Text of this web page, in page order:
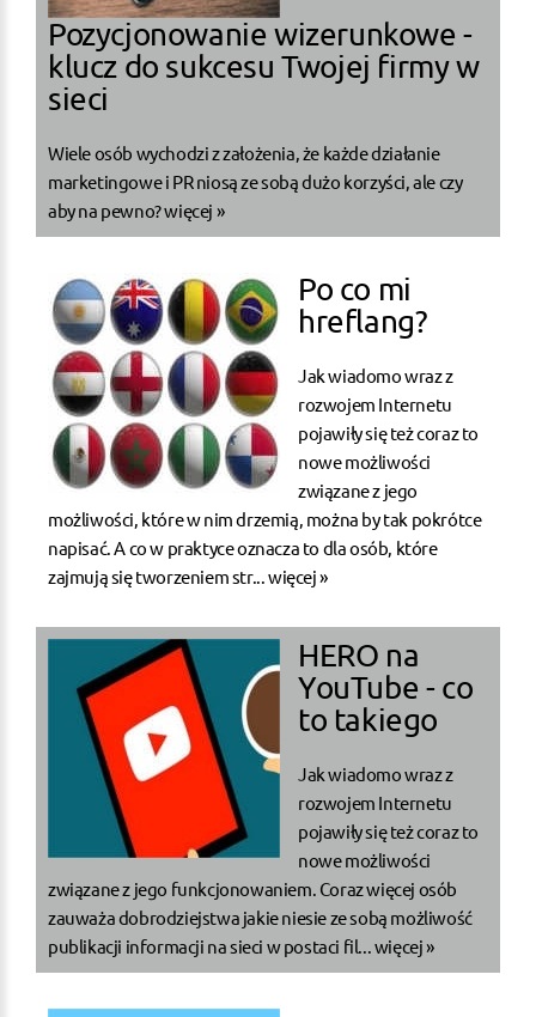
Pozycjonowanie wizerunkowe -
klucz do sukcesu Twojej firmy w
sieci
Wiele osób wychodzi z założenia, że każde działanie
marketingowe i PR niosą ze sobą dużo korzyści, ale czy
aby na pewno?więcej »
Po co mi
hreflang?
Jak wiadomo wraz z
rozwojem Internetu
pojawiły się też coraz to
nowe możliwości
związane z jego
możliwości, które w nim drzemią, można by tak pokrótce
napisać. A co w praktyce oznacza to dla osób, które
zajmują się tworzeniem str... więcej »
HERO na
YouTube - co
to takiego
Jak wiadomo wraz z
rozwojem Internetu
pojawiły się też coraz to
nowe możliwości
związane z jego funkcjonowaniem. Coraz więcej osób
zauważa dobrodziejstwa jakie niesie ze sobą możliwość
publikacji informacji na sieci w postaci fil... więcej »